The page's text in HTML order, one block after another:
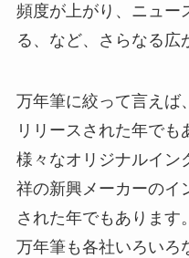
頻度が上がり、ニュー
る、など、さらなる広
万年筆に絞って言えば
リリースされた年でも
様々なオリジナルイン
祥の新興メーカーのイ
された年でもあります。
万年筆も各社いろいろ